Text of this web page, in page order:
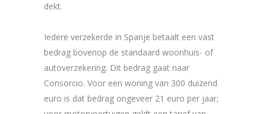
dekt.
Iedere verzekerde in Spanje betaalt een vast
bedrag bovenop de standaard woonhuis- of
autoverzekering. Dit bedrag gaat naar
Consorcio. Voor een woning van 300 duizend
euro is dat bedrag ongeveer 21 euro per jaar;